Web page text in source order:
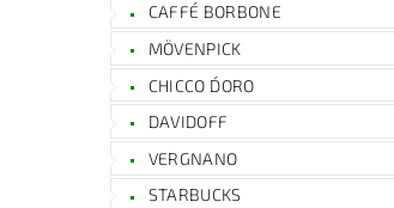
CAFFÉ BORBONE
MÖVENPICK
CHICCO D´ORO
DAVIDOFF
VERGNANO
STARBUCKS